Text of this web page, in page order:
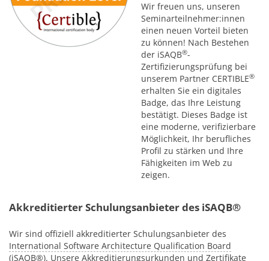
Wir freuen uns, unseren
Seminarteilnehmer:innen
einen neuen Vorteil bieten
zu können! Nach Bestehen
der iSAQB®-
Zertifizierungsprüfung bei
unserem Partner CERTIBLE®
erhalten Sie ein digitales
Badge, das Ihre Leistung
bestätigt. Dieses Badge ist
eine moderne, verifizierbare
Möglichkeit, Ihr berufliches
Profil zu stärken und Ihre
Fähigkeiten im Web zu
zeigen.
Akkreditierter Schulungsanbieter des iSAQB®
Wir sind offiziell akkreditierter Schulungsanbieter des
International Software Architecture Qualification Board
(iSAQB®). Unsere Akkreditierungsurkunden und Zertifikate